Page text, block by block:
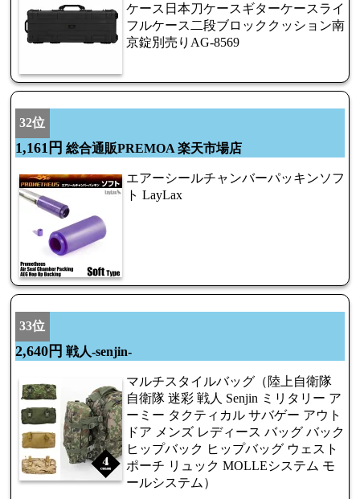
ケース日本刀ケースギターケースライ
フルケース二段ブロッククッション南
京錠別売りAG-8569
32位
1,161円 総合通販PREMOA 楽天市場店
エアーシールチャンバーパッキンソフ
ト LayLax
33位
2,640円 戦人-senjin-
マルチスタイルバッグ（陸上自衛隊
自衛隊 迷彩 戦人 Senjin ミリタリー ア
ーミー タクティカル サバゲー アウト
ドア メンズ レディース バッグ バック
ヒップバック ヒップバッグ ウェスト
ポーチ リュック MOLLEシステム モ
ールシステム）